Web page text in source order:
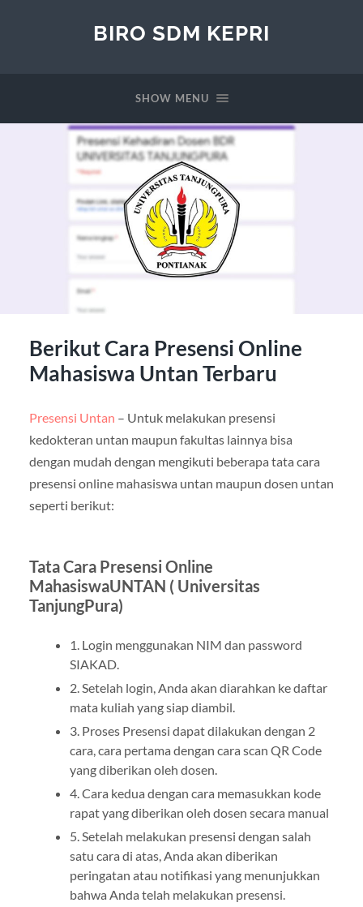
BIRO SDM KEPRI
SHOW MENU
Berikut Cara Presensi Online
Mahasiswa Untan Terbaru
Presensi Untan – Untuk melakukan presensi
kedokteran untan maupun fakultas lainnya bisa
dengan mudah dengan mengikuti beberapa tata cara
presensi online mahasiswa untan maupun dosen untan
seperti berikut:
Tata Cara Presensi Online
MahasiswaUNTAN ( Universitas
TanjungPura)
1. Login menggunakan NIM dan password
SIAKAD.
2. Setelah login, Anda akan diarahkan ke daftar
mata kuliah yang siap diambil.
3. Proses Presensi dapat dilakukan dengan 2
cara, cara pertama dengan cara scan QR Code
yang diberikan oleh dosen.
4. Cara kedua dengan cara memasukkan kode
rapat yang diberikan oleh dosen secara manual
5. Setelah melakukan presensi dengan salah
satu cara di atas, Anda akan diberikan
peringatan atau notifikasi yang menunjukkan
bahwa Anda telah melakukan presensi.